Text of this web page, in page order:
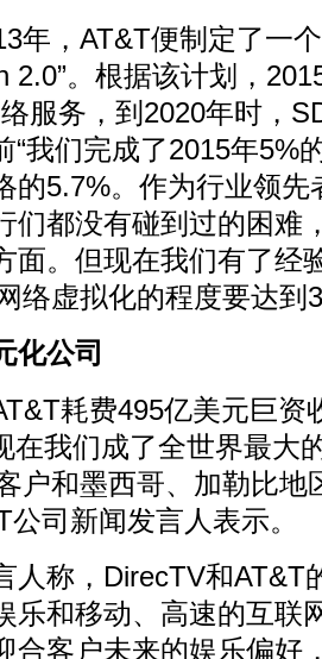
，AT&T便制定了一个
。根据该计划，
服务，到2020年时，
“我们完成了2015年5%
的5.7%。作为行业领
们都没有碰到过的困难
面。但现在我们有了经
络虚拟化的程度要达到
公司
耗费495亿美元巨资
在我们成了全世界最大
户和墨西哥、加勒比地
公司新闻发言人表示。
称，DirecTV和AT&T
乐和移动、高速的互联
合客户未来的娱乐偏好